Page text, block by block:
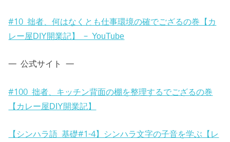
#10 拙者、何はなくとも仕事環境の確でござるの巻【カ
レー屋DIY開業記】 – YouTube
— 公式サイト —
#100 拙者、キッチン背面の棚を整理するでござるの巻
【カレー屋DIY開業記】
【シンハラ語 基礎#1-4】シンハラ文字の子音を学ぶ【レ